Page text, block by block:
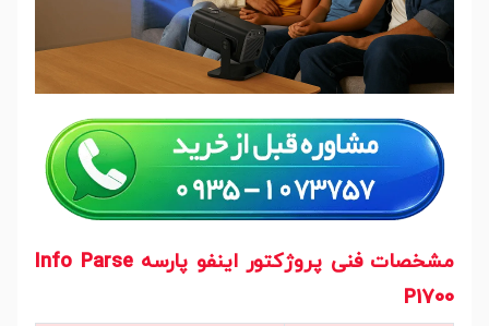
مشخصات فنی پروژکتور اینفو پارسه Info Parse
P1700